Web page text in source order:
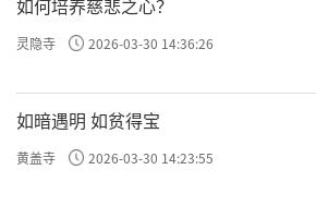
如何培养慈悲之心？
灵隐寺 2026-03-30 14:36:26
如暗遇明 如贫得宝
黄盖寺 2026-03-30 14:23:55